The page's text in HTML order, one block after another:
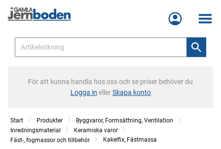
Meny
För att kunna handla hos oss och se priser behöver du
Logga in ellerSkapa konto
Start Produkter
Byggvaror, Formsättning, Ventilation
Inredningsmaterial
Keramiska varor
Fäst-, fogmassor och tillbehör
Kakelfix, Fästmassa